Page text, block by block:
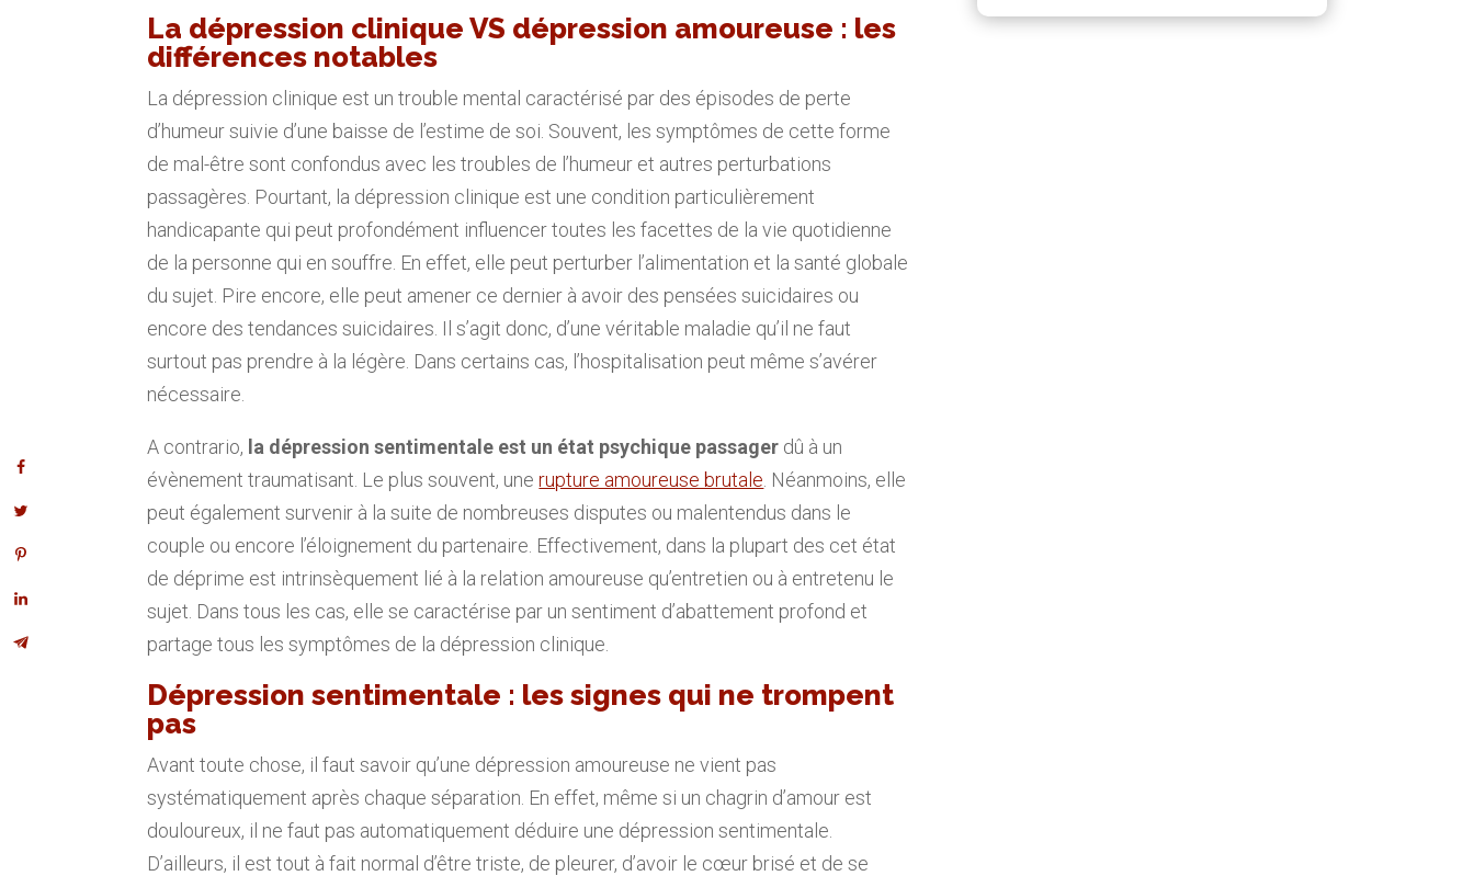
La dépression clinique VS dépression amoureuse : les
différences notables
La dépression clinique est un trouble mental caractérisé par des épisodes de perte
d’humeur suivie d’une baisse de l’estime de soi. Souvent, les symptômes de cette forme
de mal-être sont confondus avec les troubles de l’humeur et autres perturbations
passagères. Pourtant, la dépression clinique est une condition particulièrement
handicapante qui peut profondément influencer toutes les facettes de la vie quotidienne
de la personne qui en souffre. En effet, elle peut perturber l’alimentation et la santé globale
du sujet. Pire encore, elle peut amener ce dernier à avoir des pensées suicidaires ou
encore des tendances suicidaires. Il s’agit donc, d’une véritable maladie qu’il ne faut
surtout pas prendre à la légère. Dans certains cas, l’hospitalisation peut même s’avérer
nécessaire.
A contrario, la dépression sentimentale est un état psychique passager dû à un
évènement traumatisant. Le plus souvent, unerupture amoureuse brutale . Néanmoins, elle
peut également survenir à la suite de nombreuses disputes ou malentendus dans le
couple ou encore l’éloignement du partenaire. Effectivement, dans la plupart des cet état
de déprime est intrinsèquement lié à la relation amoureuse qu’entretien ou à entretenu le
sujet. Dans tous les cas, elle se caractérise par un sentiment d’abattement profond et
partage tous les symptômes de la dépression clinique.
Dépression sentimentale : les signes qui ne trompent
pas
Avant toute chose, il faut savoir qu’une dépression amoureuse ne vient pas
systématiquement après chaque séparation. En effet, même si un chagrin d’amour est
douloureux, il ne faut pas automatiquement déduire une dépression sentimentale.
D’ailleurs, il est tout à fait normal d’être triste, de pleurer, d’avoir le cœur brisé et de se